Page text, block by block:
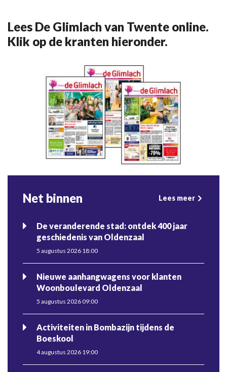
Lees De Glimlach van Twente online.
Klik op de kranten hieronder.
Net binnen Lees meer
De veranderende stad: ontdek 400 jaar
geschiedenis van Oldenzaal
5 augustus 2026 18:00
Nieuwe aanhangwagens voor klanten
Woonboulevard Oldenzaal
5 augustus 2026 09:00
Activiteiten in Bombazijn tijdens de
Boeskool
4 augustus 2026 19:00